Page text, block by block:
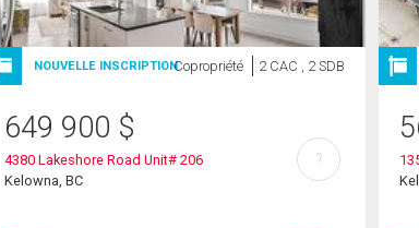
NOUVELLE INSCRIPTIONCopropriété 2 CAC , 2 SDB
649 900 $
4380 Lakeshore Road Unit# 206
Kelowna, BC
?